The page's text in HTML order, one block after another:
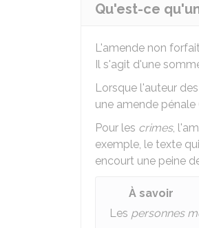
Qu'est-ce
L'amende non
Il s'agit d'une
Lorsque l'auteur
une amende pénale
Pour les crimes,
exemple, le texte
encourt une peine
À savoir
Les personnes